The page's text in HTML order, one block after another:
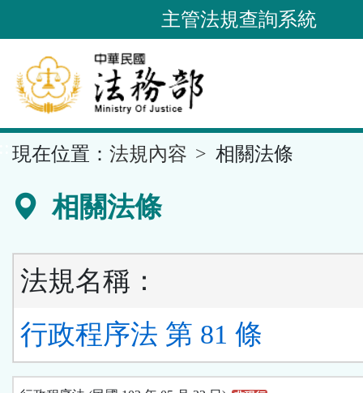
到
要
內
容
區
主管法規查詢系統
現在位置： 法規內容 相關法條
相關法條
法規名稱：
行政程序法 第 81 條